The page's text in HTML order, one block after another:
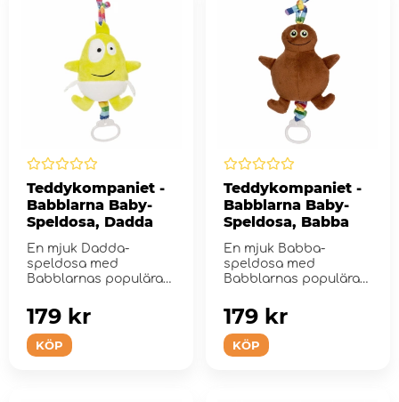
Teddykompaniet -
Babblarna Baby-
Speldosa, Dadda
En mjuk Dadda-
speldosa med
Babblarnas populära
KÖP
179 kr
Teddykompaniet -
Babblarna Baby-
Speldosa, Babba
En mjuk Babba-
speldosa med
Babblarnas populära
KÖP
179 kr